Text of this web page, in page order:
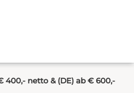
400,- netto & (DE) ab € 600,-